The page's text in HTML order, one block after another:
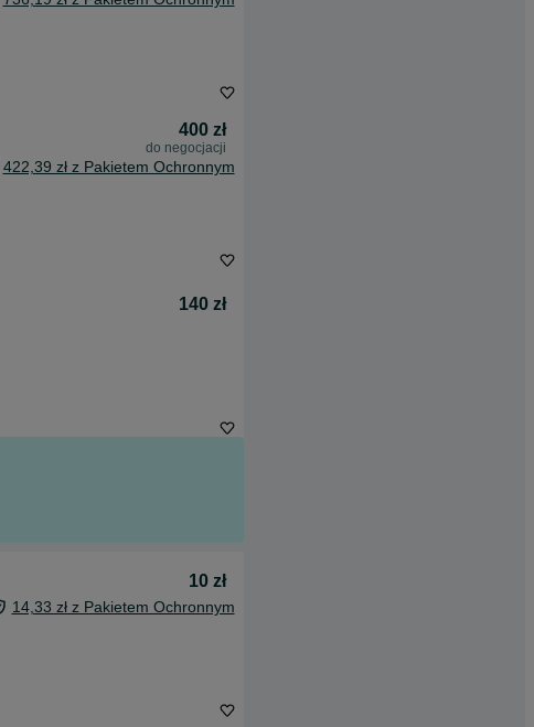
400 zł
do negocjacji
422,39 zł z Pakietem Ochronnym
140 zł
10 zł
14,33 zł z Pakietem Ochronnym